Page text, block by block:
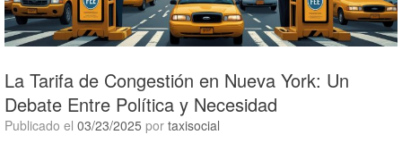
La Tarifa de Congestión en Nueva York: Un
Debate Entre Política y Necesidad
Publicado el 03/23/2025 por taxisocial